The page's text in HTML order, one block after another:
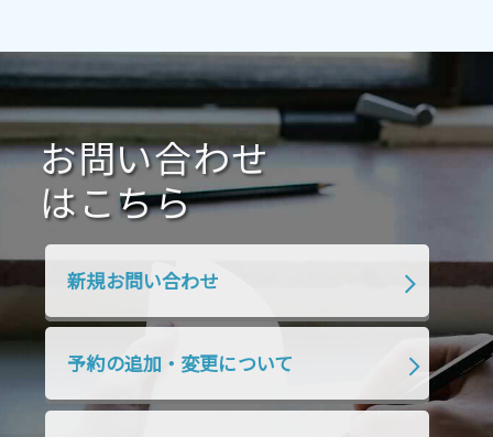
2021年1月 2020年12月 2020年11月
2020年10月 2020年9月 2020年8月
2020年7月 2020年6月 2020年5月
2020年4月 2020年3月 2020年2月
2019年9月
2019年4月
お問い合わせ
はこちら
新規お問い合わせ
予約の追加・変更について